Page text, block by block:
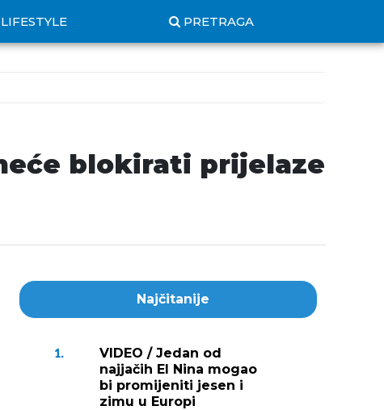
LIFESTYLE PRETRAGA
blokirati prijelaze
Najčitanije
1.
VIDEO / Jedan od
najjačih El Nina mogao
bi promijeniti jesen i
zimu u Europi